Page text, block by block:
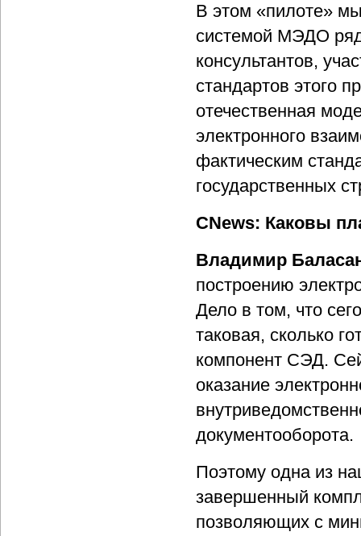
В этом «пилоте»
системой МЭДО
консультантов,
стандартов этого
отечественная
электронного
фактическим
государственных
CNews: Каковы
Владимир
построению
Дело в том, что
таковая, сколько
компонент СЭД.
оказание
документооборота.
Поэтому одна из
завершенный
позволяющих с